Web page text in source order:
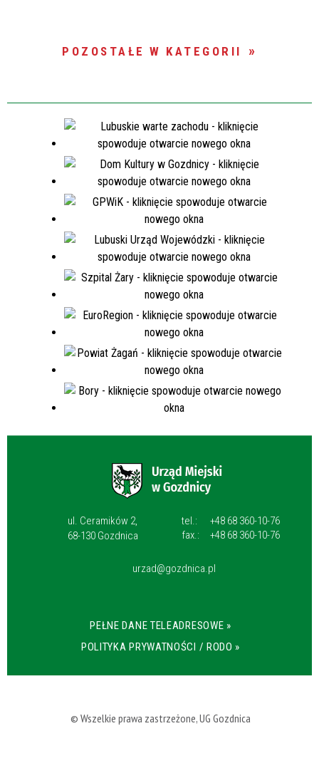
POZOSTAŁE W KATEGORII
ul. Ceramików 2,
68-130 Gozdnica
tel.:
+48 68 360-10-76
fax.:
+48 68 360-10-76
urzad@gozdnica.pl
PEŁNE DANE TELEADRESOWE »
POLITYKA PRYWATNOŚCI / RODO »
© Wszelkie prawa zastrzeżone, UG Gozdnica